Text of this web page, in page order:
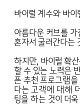
바이럴 계수와 바
아름다운 커브를
혼자서 굴러간다는
하지만, 바이럴 확
할 수 있는 노력은
픈 추천 프로그램을
다는 고객에 대해
팅을 하는 것이 더